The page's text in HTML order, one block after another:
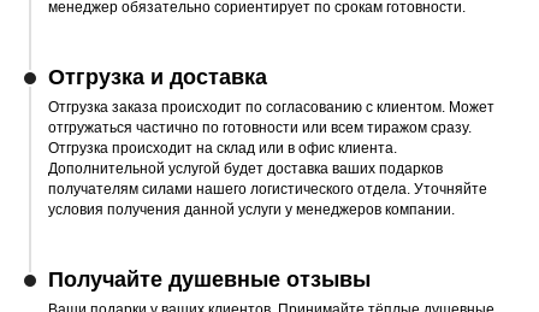
менеджер обязательно сориентирует по срокам готовности.
Отгрузка и доставка
Отгрузка заказа происходит по согласованию с клиентом. Может
отгружаться частично по готовности или всем тиражом сразу.
Отгрузка происходит на склад или в офис клиента.
Дополнительной услугой будет доставка ваших подарков
получателям силами нашего логистического отдела. Уточняйте
условия получения данной услуги у менеджеров компании.
Получайте душевные отзывы